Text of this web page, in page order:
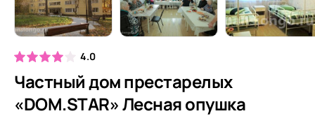
4.0
Частный дом престарелых
«DOM.STAR» Лесная опушка